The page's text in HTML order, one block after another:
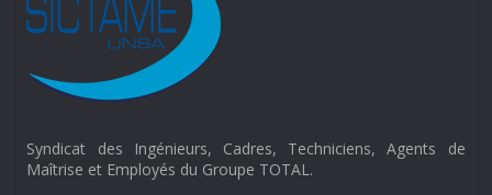
Syndicat des Ingénieurs, Cadres, Techniciens, Agents de
Maîtrise et Employés du Groupe TOTAL.